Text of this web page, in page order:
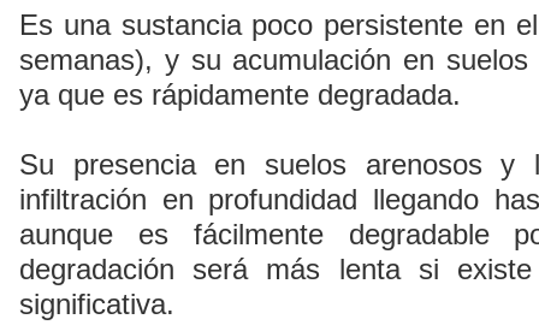
Es una sustancia poco persistente en
semanas), y su acumulación en
ya que es rápidamente degradada.
Su presencia en suelos arenosos y
infiltración en profundidad llegando
aunque es fácilmente degradable
degradación será más lenta si
significativa.